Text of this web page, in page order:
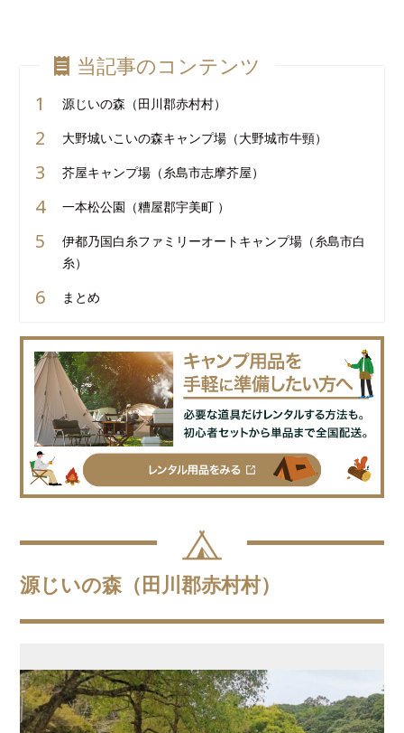
当記事のコンテンツ
源じいの森（田川郡赤村村）
大野城いこいの森キャンプ場（大野城市牛頸）
芥屋キャンプ場（糸島市志摩芥屋）
一本松公園（糟屋郡宇美町 ）
伊都乃国白糸ファミリーオートキャンプ場（糸島市白
糸）
まとめ
源じいの森（田川郡赤村村）